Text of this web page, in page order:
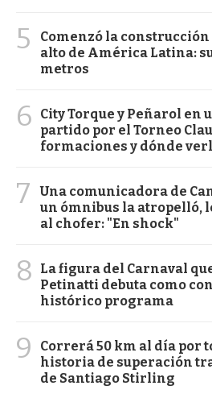
5
Comenzó la
alto de América Latina:
metros
6
City Torque y Peñarol en
partido por el Torneo
formaciones y dónde
7
Una comunicadora de
un ómnibus la atropelló,
al chofer: "En shock"
8
La figura del Carnaval
Petinatti debuta como
histórico programa
9
Correrá 50 km al día por
historia de superación
de Santiago Stirling